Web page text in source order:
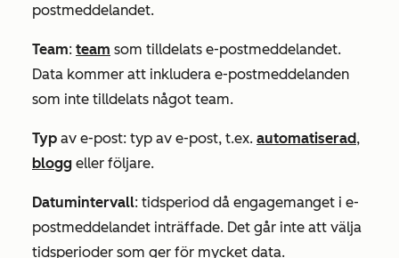
postmeddelandet.
Team: team som tilldelats e-postmeddelandet.
Data kommer att inkludera e-postmeddelanden
som inte tilldelats något team.
Typ av e-post: typ av e-post, t.ex. automatiserad,
blogg eller följare.
Datumintervall: tidsperiod då engagemanget i e-
postmeddelandet inträffade. Det går inte att välja
tidsperioder som ger för mycket data.